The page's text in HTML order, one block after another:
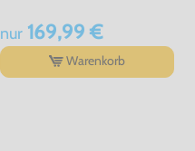
nur169,99 €
Warenkorb